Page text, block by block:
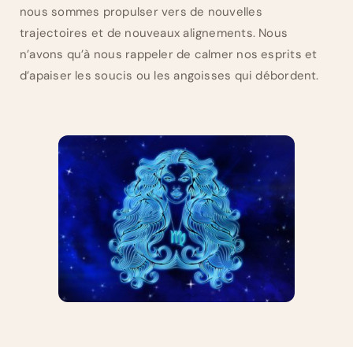
nous sommes propulser vers de nouvelles
trajectoires et de nouveaux alignements. Nous
n’avons qu’à nous rappeler de calmer nos esprits et
d’apaiser les soucis ou les angoisses qui débordent.